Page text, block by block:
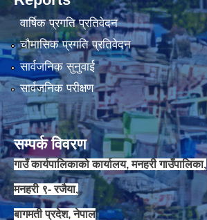
वार्षिक प्रगति प्रतिवेदन
चौमासिक प्रगति प्रतिवेदन
सार्वजनिक सुनुवाई
सार्वजनिक परीक्षण
सम्पर्क विवरण
गाउँ कार्यपालिकाको कार्यालय, मनहरी गाउँपालिका,
मनहरी ९- रजैया,
बागमती प्रदेश, नेपाल